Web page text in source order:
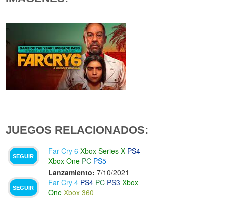
JUEGOS RELACIONADOS:
SEGUIR
Far Cry 6 Xbox Series X PS4
Xbox One PC PS5
Lanzamiento: 7/10/2021
SEGUIR
Far Cry 4 PS4 PC PS3 Xbox
One Xbox 360